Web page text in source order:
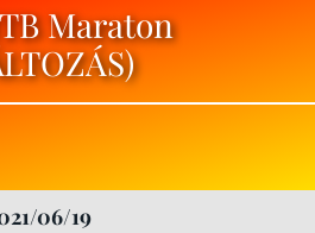
Maraton
06/19